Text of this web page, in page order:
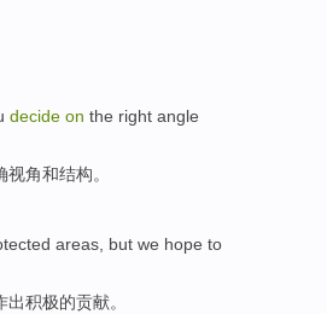
decide on the right angle
视角和结构。
areas, but we hope to
出积极的贡献。